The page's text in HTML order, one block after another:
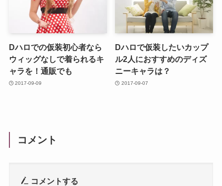
Dハロでの仮装初心者なら
ウィッグなしで着られるキ
ャラを！通販でも
2017-09-09
Dハロで仮装したいカップ
ル2人におすすめのディズ
ニーキャラは？
2017-09-07
コメント
コメントする